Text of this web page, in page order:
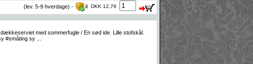
(lev. 5-9 hverdage) - 4 DKK 12,76
med sommerfugle / En sød ide. Lille stofskål.
#småting sy ...